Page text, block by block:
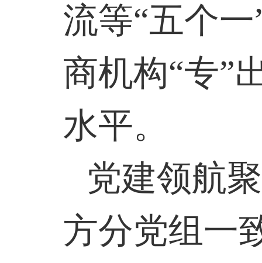
流等“五个
商机构“专”
水平。
党建领航
方分党组一